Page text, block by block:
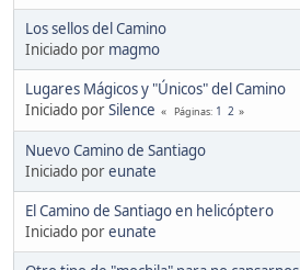
Los sellos del Camino
Iniciado por magmo
Lugares Mágicos y "Únicos" del Camino
Iniciado porSilence Páginas 1 2
Nuevo Camino de Santiago
Iniciado poreunate
El Camino de Santiago en helicóptero
Iniciado poreunate